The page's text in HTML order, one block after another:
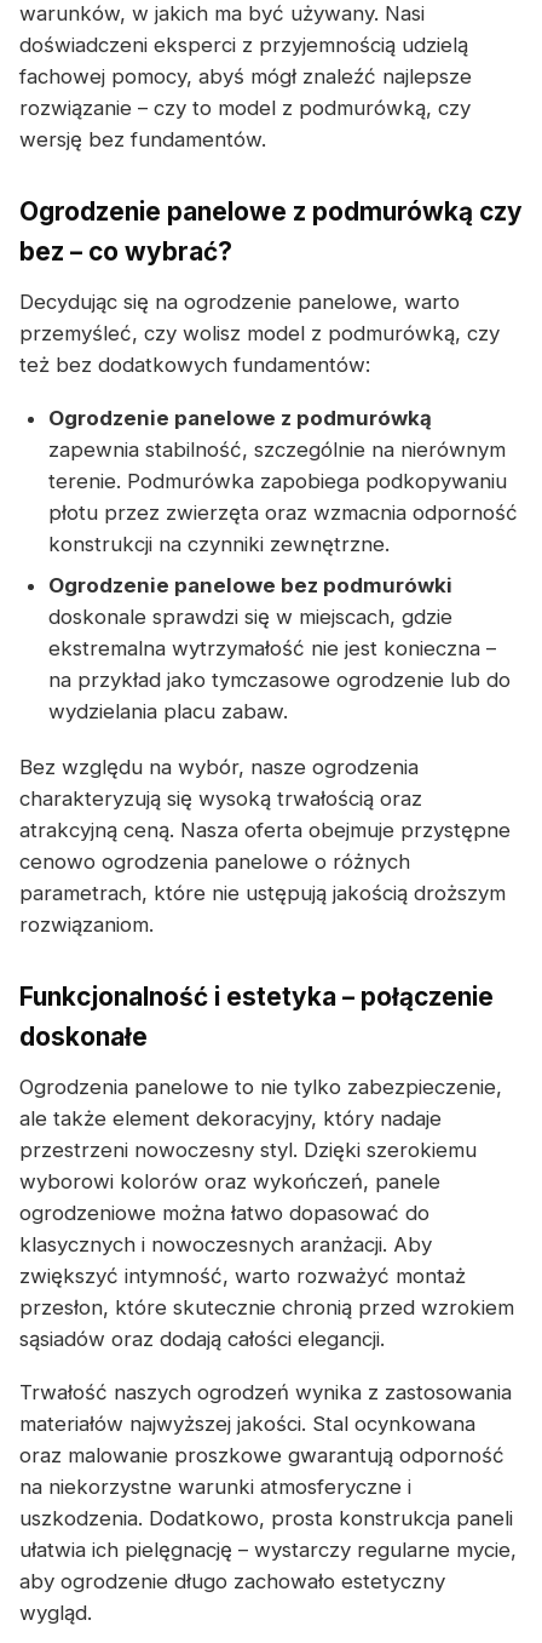
warunków, w jakich ma być używany. Nasi
doświadczeni eksperci z przyjemnością udzielą
fachowej pomocy, abyś mógł znaleźć najlepsze
rozwiązanie – czy to model z podmurówką, czy
wersję bez fundamentów.
Ogrodzenie panelowe z podmurówką czy
bez – co wybrać?
Decydując się na ogrodzenie panelowe, warto
przemyśleć, czy wolisz model z podmurówką, czy
też bez dodatkowych fundamentów:
Ogrodzenie panelowe z podmurówką
zapewnia stabilność, szczególnie na nierównym
terenie. Podmurówka zapobiega podkopywaniu
płotu przez zwierzęta oraz wzmacnia odporność
konstrukcji na czynniki zewnętrzne.
Ogrodzenie panelowe bez podmurówki
doskonale sprawdzi się w miejscach, gdzie
ekstremalna wytrzymałość nie jest konieczna –
na przykład jako tymczasowe ogrodzenie lub do
wydzielania placu zabaw.
Bez względu na wybór, nasze ogrodzenia
charakteryzują się wysoką trwałością oraz
atrakcyjną ceną. Nasza oferta obejmuje przystępne
cenowo ogrodzenia panelowe o różnych
parametrach, które nie ustępują jakością droższym
rozwiązaniom.
Funkcjonalność i estetyka – połączenie
doskonałe
Ogrodzenia panelowe to nie tylko zabezpieczenie,
ale także element dekoracyjny, który nadaje
przestrzeni nowoczesny styl. Dzięki szerokiemu
wyborowi kolorów oraz wykończeń, panele
ogrodzeniowe można łatwo dopasować do
klasycznych i nowoczesnych aranżacji. Aby
zwiększyć intymność, warto rozważyć montaż
przesłon, które skutecznie chronią przed wzrokiem
sąsiadów oraz dodają całości elegancji.
Trwałość naszych ogrodzeń wynika z zastosowania
materiałów najwyższej jakości. Stal ocynkowana
oraz malowanie proszkowe gwarantują odporność
na niekorzystne warunki atmosferyczne i
uszkodzenia. Dodatkowo, prosta konstrukcja paneli
ułatwia ich pielęgnację – wystarczy regularne mycie,
aby ogrodzenie długo zachowało estetyczny
wygląd.